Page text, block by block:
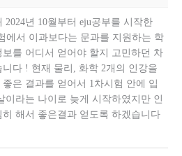
2024년 10월부터 eju공부를 시작한
에서 이과보다는 문과를 지원하는 학
를 어디서 얻어야 할지 고민하던 차
다 ! 현재 물리, 화학 2개의 인강을
은 결과를 얻어서 1차시험 안에 입
이라는 나이로 늦게 시작하였지만 인
해서 좋은결과 얻도록 하겠습니다